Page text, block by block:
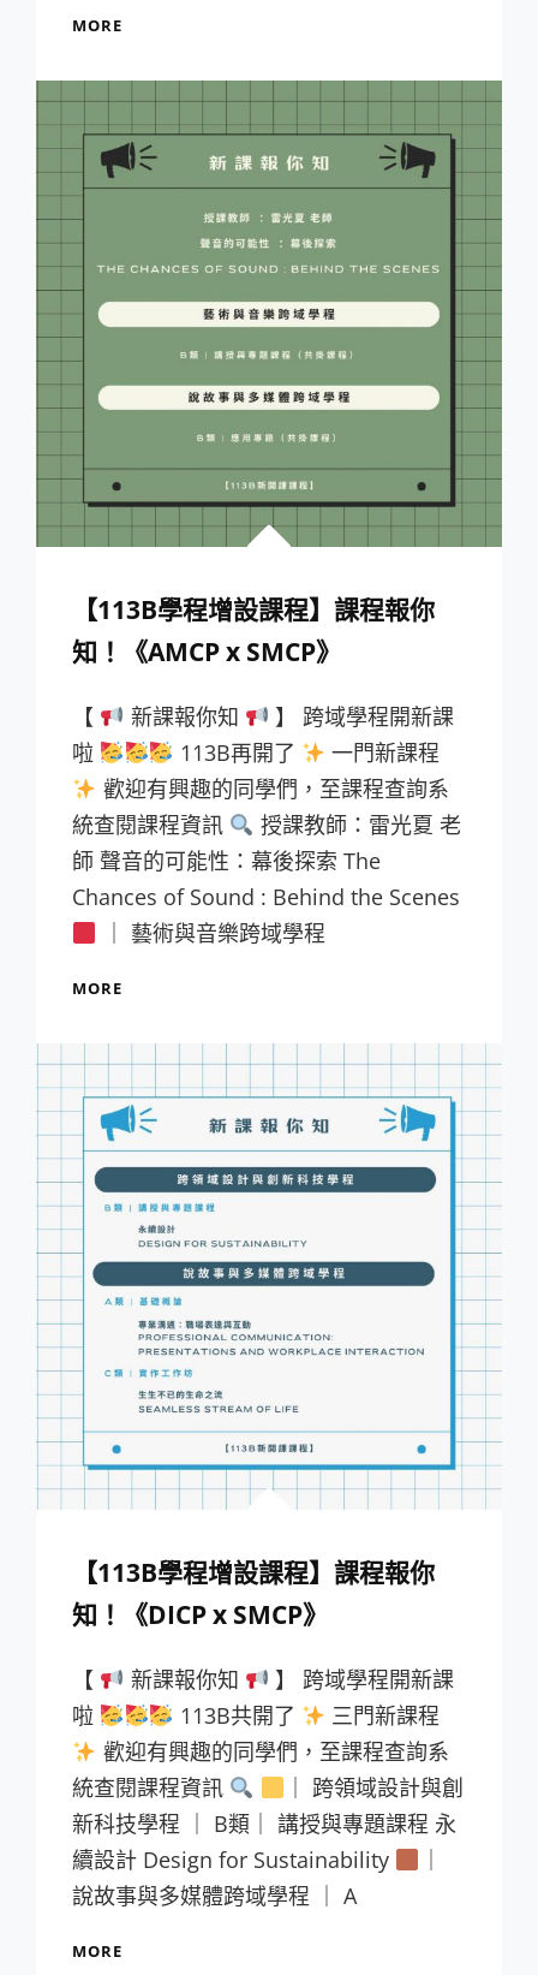
MORE
享】
曉
瑛
品
個
展》
【113B學程增設課程】課程報你
知！《AMCP x SMCP》
【 新課報你知
】 跨域學程開新課
啦
113B再開了
一門新課程
歡迎有興趣的同學們，至課程查詢系
統查閱課程資訊
授課教師：雷光夏 老
師 聲音的可能性：幕後探索 The
Chances of Sound : Behind the Scenes
｜ 藝術與音樂跨域學程
MORE
增
設
課
程】
課
程
報
知！
《AMCP
SMCP》
【113B學程增設課程】課程報你
知！《DICP x SMCP》
【 新課報你知
】 跨域學程開新課
啦
113B共開了
三門新課程
歡迎有興趣的同學們，至課程查詢系
統查閱課程資訊
｜ 跨領域設計與創
新科技學程 ｜ B類｜ 講授與專題課程 永
續設計 Design for Sustainability
說故事與多媒體跨域學程 ｜ A
MORE